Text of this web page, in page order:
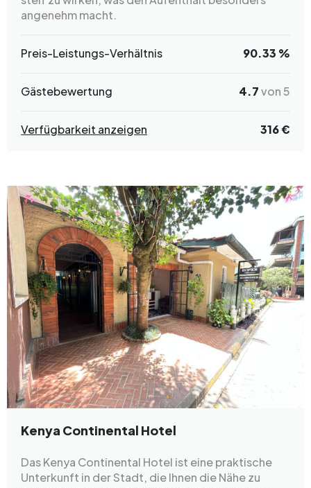
angenehm macht.
Preis-Leistungs-Verhältnis 90.33 %
Gästebewertung 4.7von 5
Verfügbarkeit anzeigen 316 €
Kenya Continental Hotel
Das Kenya Continental Hotel ist eine praktische
Unterkunft in der Stadt, die Ihnen die Nähe zu